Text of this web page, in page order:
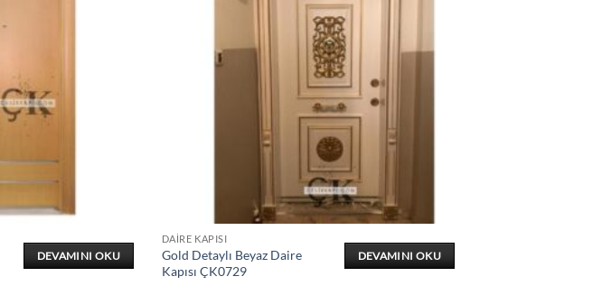
DEVAMINI OKU
DAIRE KAPISI
Gold Detaylı Beyaz Daire
Kapısı ÇK0729
DEVAMINI OKU